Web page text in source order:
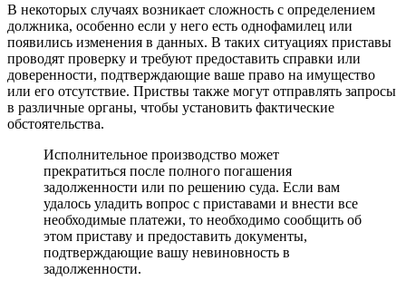
В некоторых случаях возникает сложность с определением
должника, особенно если у него есть однофамилец или
появились изменения в данных. В таких ситуациях приставы
проводят проверку и требуют предоставить справки или
доверенности, подтверждающие ваше право на имущество
или его отсутствие. Приствы также могут отправлять запросы
в различные органы, чтобы установить фактические
обстоятельства.
Исполнительное производство может
прекратиться после полного погашения
задолженности или по решению суда. Если вам
удалось уладить вопрос с приставами и внести все
необходимые платежи, то необходимо сообщить об
этом приставу и предоставить документы,
подтверждающие вашу невиновность в
задолженности.